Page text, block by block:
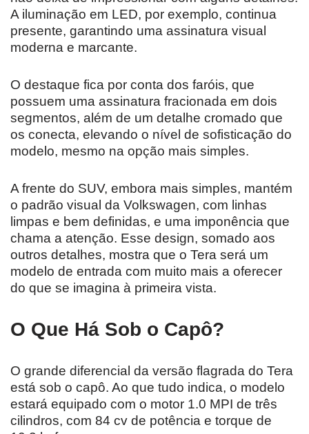
A iluminação em LED, por exemplo, continua
presente, garantindo uma assinatura visual
moderna e marcante.
O destaque fica por conta dos faróis, que
possuem uma assinatura fracionada em dois
segmentos, além de um detalhe cromado que
os conecta, elevando o nível de sofisticação do
modelo, mesmo na opção mais simples.
A frente do SUV, embora mais simples, mantém
o padrão visual da Volkswagen, com linhas
limpas e bem definidas, e uma imponência que
chama a atenção. Esse design, somado aos
outros detalhes, mostra que o Tera será um
modelo de entrada com muito mais a oferecer
do que se imagina à primeira vista.
O Que Há Sob o Capô?
O grande diferencial da versão flagrada do Tera
está sob o capô. Ao que tudo indica, o modelo
estará equipado com o motor 1.0 MPI de três
cilindros, com 84 cv de potência e torque de